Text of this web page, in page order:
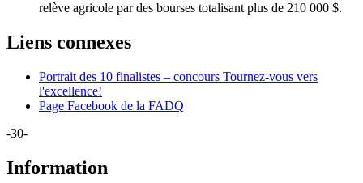
relève agricole par des bourses totalisant plus de 210 000 $.
Liens connexes
Portrait des 10 finalistes – concours Tournez-vous vers
l'excellence!
Page Facebook de la FADQ
-30-
Information